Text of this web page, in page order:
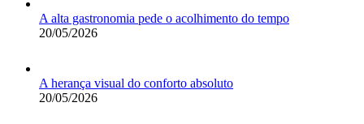
A alta gastronomia pede o acolhimento do tempo
20/05/2026
A herança visual do conforto absoluto
20/05/2026